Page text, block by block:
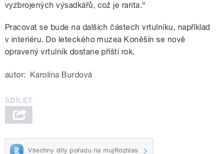
vyzbrojených výsadkářů, což je rarita.“
Pracovat se bude na dalších částech vrtulníku, například
v interiéru. Do leteckého muzea Koněšín se nově
opravený vrtulník dostane příští rok.
autor: Karolína Burdová
Všechny díly pořadu na mujRozhlas